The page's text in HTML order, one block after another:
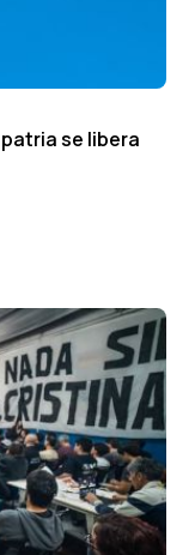
se libera